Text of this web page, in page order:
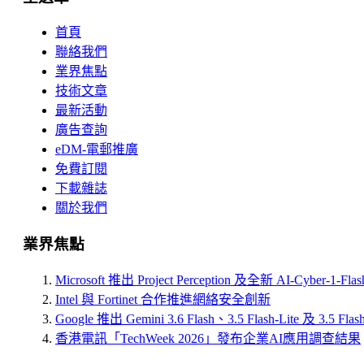
首頁
聯絡我們
業界焦點
技術文章
最新活動
廣告查詢
eDM-電郵推廣
免費訂閱
下載雜誌
關於我們
業界焦點
Microsoft 推出 Project Perception 及全新 AI-Cyber-1-
Intel 與 Fortinet 合作推進網絡安全創新
Google 推出 Gemini 3.6 Flash、3.5 Flash-Lite 及 3.5
香港電訊「TechWeek 2026」發布企業AI應用調查結果